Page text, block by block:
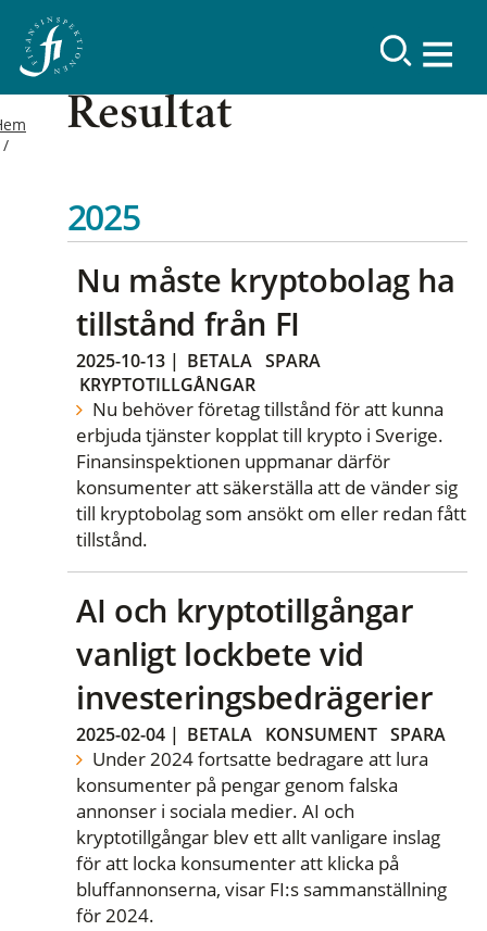
Resultat
2025
Nu måste kryptobolag ha
tillstånd från FI
2025-10-13 | BETALA SPARA
KRYPTOTILLGÅNGAR
Nu behöver företag tillstånd för att kunna
erbjuda tjänster kopplat till krypto i Sverige.
Finansinspektionen uppmanar därför
konsumenter att säkerställa att de vänder sig
till kryptobolag som ansökt om eller redan fått
tillstånd.
AI och kryptotillgångar
vanligt lockbete vid
investeringsbedrägerier
2025-02-04 | BETALA KONSUMENT SPARA
Under 2024 fortsatte bedragare att lura
konsumenter på pengar genom falska
annonser i sociala medier. AI och
kryptotillgångar blev ett allt vanligare inslag
för att locka konsumenter att klicka på
bluffannonserna, visar FI:s sammanställning
för 2024.